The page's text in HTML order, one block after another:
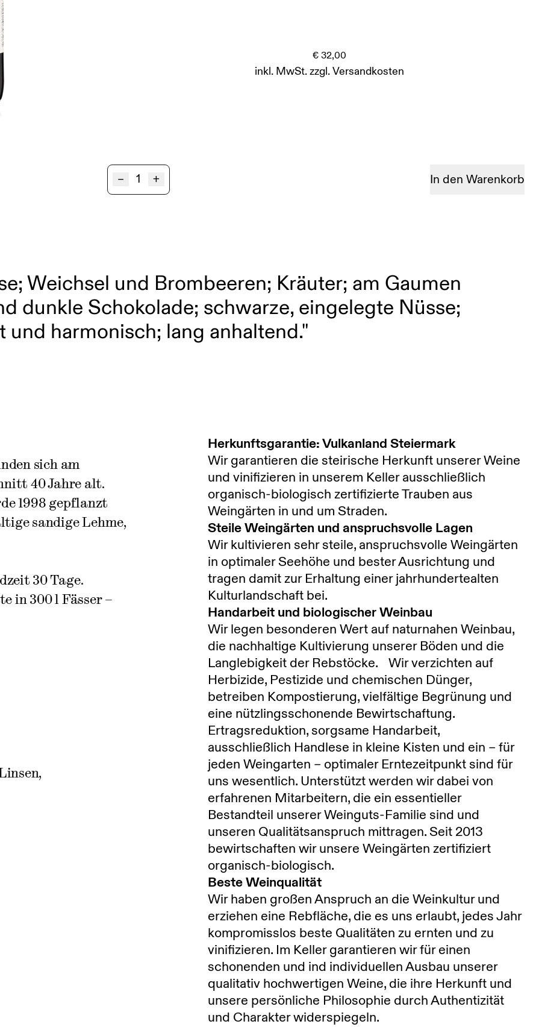
€32,00
inkl. MwSt.zzgl.Versandkosten
–
Cuvée
DE
+ In den Warenkorb
Weichsel und Brombeeren; Kräuter; am Gaumen
dunkle Schokolade; schwarze, eingelegte Nüsse;
und harmonisch; lang anhaltend."
sich am
40 Jahre alt.
1998 gepflanzt
sandige Lehme,
30 Tage.
in 300 l Fässer –
Herkunftsgarantie: Vulkanland Steiermark
Wir garantieren die steirische Herkunft unserer Weine
und vinifizieren in unserem Keller ausschließlich
organisch-biologisch zertifizierte Trauben aus
Weingärten in und um Straden.
Steile Weingärten und anspruchsvolle Lagen
Wir kultivieren sehr steile, anspruchsvolle Weingärten
in optimaler Seehöhe und bester Ausrichtung und
tragen damit zur Erhaltung einer jahrhundertealten
Kulturlandschaft bei.
Handarbeit und biologischer Weinbau
Wir legen besonderen Wert auf naturnahen Weinbau,
die nachhaltige Kultivierung unserer Böden und die
Langlebigkeit der Rebstöcke. Wir verzichten auf
Herbizide, Pestizide und chemischen Dünger,
betreiben Kompostierung, vielfältige Begrünung und
eine nützlingsschonende Bewirtschaftung.
Ertragsreduktion, sorgsame Handarbeit,
ausschließlich Handlese in kleine Kisten und ein – für
jeden Weingarten – optimaler Erntezeitpunkt sind für
uns wesentlich. Unterstützt werden wir dabei von
erfahrenen Mitarbeitern, die ein essentieller
Bestandteil unserer Weinguts-Familie sind und
unseren Qualitätsanspruch mittragen. Seit 2013
bewirtschaften wir unsere Weingärten zertifiziert
organisch-biologisch.
Beste Weinqualität
Wir haben großen Anspruch an die Weinkultur und
erziehen eine Rebfläche, die es uns erlaubt, jedes Jahr
kompromisslos beste Qualitäten zu ernten und zu
vinifizieren. Im Keller garantieren wir für einen
schonenden und ind individuellen Ausbau unserer
qualitativ hochwertigen Weine, die ihre Herkunft und
unsere persönliche Philosophie durch Authentizität
und Charakter widerspiegeln.